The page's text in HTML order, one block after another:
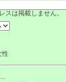
スは掲載しません。
性